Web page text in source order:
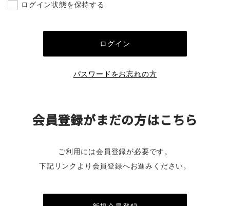
ログイン状態を保持する
パスワードをお忘れの方
会員登録がまだの方はこちら
ご利用には会員登録が必要です。
下記リンクより会員登録へお進みください。